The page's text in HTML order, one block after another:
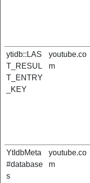
ytidb::LAS
T_RESUL
T_ENTRY
_KEY
youtube.co
m
YtIdbMeta
#database
s
youtube.co
m